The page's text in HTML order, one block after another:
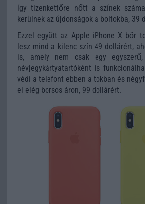
így tizenkettőre nőtt a színek
kerülnek az újdonságok a boltokba, 39
Ezzel együtt az Apple iPhone X bőr
lesz mind a kilenc szín 49 dollárért,
is, amely nem csak egy
névjegykártyatartóként is
védi a telefont ebben a tokban és
el elég borsos áron, 99 dollárért.